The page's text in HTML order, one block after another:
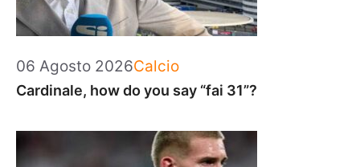
06 Agosto 2026Categorie
Calcio
Cardinale, how do you say “fai 31”?